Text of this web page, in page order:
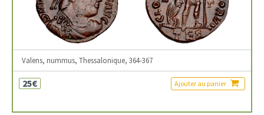
Valens, nummus, Thessalonique, 364-367
25€ Ajouter au panier